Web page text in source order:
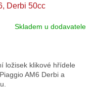
Derbi 50cc
Skladem u dodavatele
ložisek klikové hřídele
AM6 Derbi a